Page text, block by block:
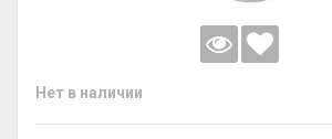
Нет в наличии